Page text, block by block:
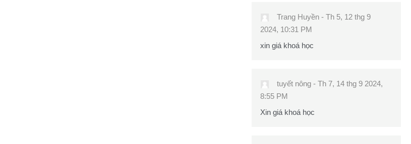
Trang Huyền- Th 5, 12 thg 9
2024, 10:31 PM
xin giá khoá học
tuyết nông- Th 7, 14 thg 9 2024,
8:55 PM
Xin giá khoá học